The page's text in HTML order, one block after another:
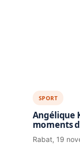
SPORT
Angélique
moments
Rabat, 19